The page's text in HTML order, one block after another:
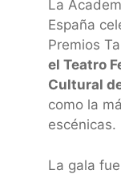
La
España
Premios
el Teatro
Cultural
como la
escénicas.
La gala